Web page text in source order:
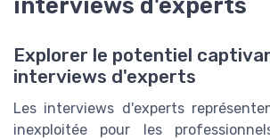
interviews d'experts
Explorer le potentiel
interviews d'experts
Les interviews d'experts
inexploitée pour les